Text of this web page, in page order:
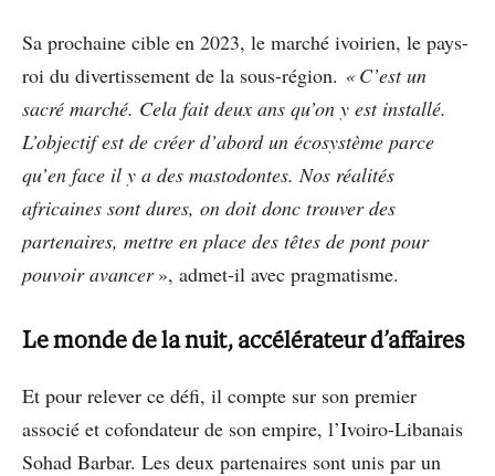
Sa prochaine cible en 2023, le marché ivoirien, le pays-
roi du divertissement de la sous-région. « C’est un
sacré marché. Cela fait deux ans qu’on y est installé.
L’objectif est de créer d’abord un écosystème parce
qu’en face il y a des mastodontes. Nos réalités
africaines sont dures, on doit donc trouver des
partenaires, mettre en place des têtes de pont pour
pouvoir avancer», admet-il avec pragmatisme.
Le monde de la nuit, accélérateur d’affaires
Et pour relever ce défi, il compte sur son premier
associé et cofondateur de son empire, l’Ivoiro-Libanais
Sohad Barbar. Les deux partenaires sont unis par un